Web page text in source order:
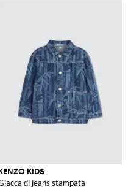
KIDS
di jeans stampata